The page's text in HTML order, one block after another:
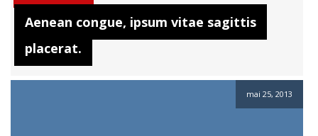
Aenean congue, ipsum vitae sagittis
placerat.
mai 25, 2013